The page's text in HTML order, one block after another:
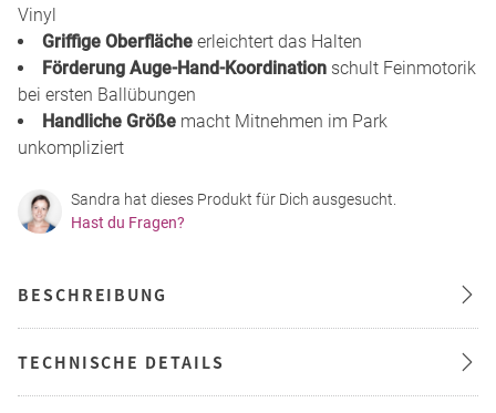
Vinyl
Griffige Oberfläche erleichtert das Halten
Förderung Auge-Hand-Koordination schult Feinmotorik
bei ersten Ballübungen
Handliche Größe macht Mitnehmen im Park
unkompliziert
Sandra hat dieses Produkt für Dich ausgesucht.
Hast du Fragen?
BESCHREIBUNG
TECHNISCHE DETAILS